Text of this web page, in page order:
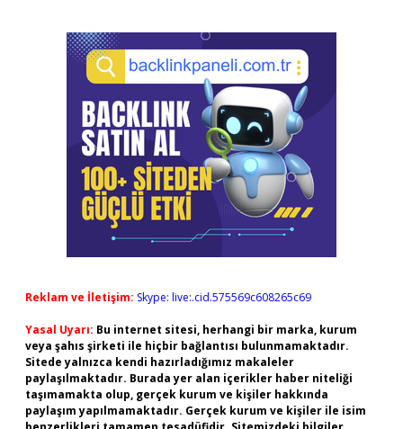
Reklam ve İletişim: Skype: live:.cid.575569c608265c69
Yasal Uyarı: Bu internet sitesi, herhangi bir marka, kurum
veya şahıs şirketi ile hiçbir bağlantısı bulunmamaktadır.
Sitede yalnızca kendi hazırladığımız makaleler
paylaşılmaktadır. Burada yer alan içerikler haber niteliği
taşımamakta olup, gerçek kurum ve kişiler hakkında
paylaşım yapılmamaktadır. Gerçek kurum ve kişiler ile isim